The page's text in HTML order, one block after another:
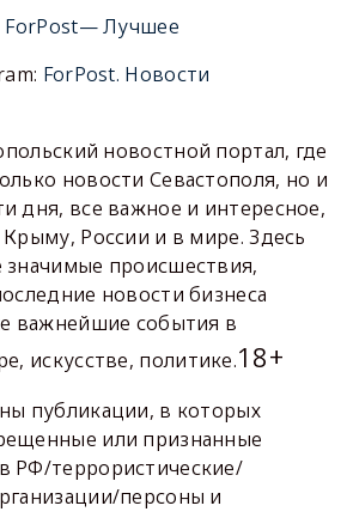
ForPost— Лучшее
ForPost. Новости
новостной портал, где
новости Севастополя, но и
дня, все важное и интересное,
России и в мире. Здесь
происшествия,
новости бизнеса
важнейшие события в
искусстве, политике.18+
публикации, в которых
или признанные
РФ/террористические/
персоны и